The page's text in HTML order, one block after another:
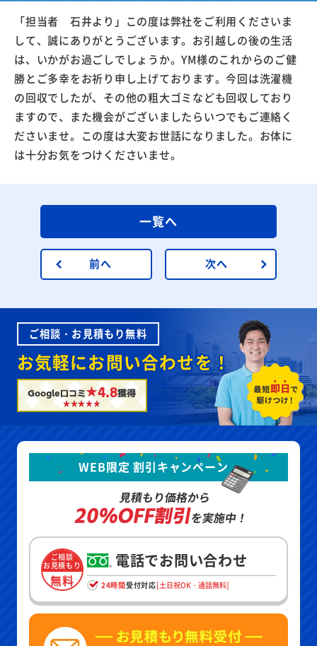
「担当者 石井より」この度は弊社をご利用くださいま
して、誠にありがとうございます。お引越しの後の生活
は、いかがお過ごしでしょうか。YM様のこれからのご健
勝とご多幸をお祈り申し上げております。今回は洗濯機
の回収でしたが、その他の粗大ゴミなども回収しており
ますので、また機会がございましたらいつでもご連絡く
ださいませ。この度は大変お世話になりました。お体に
は十分お気をつけくださいませ。
前へ
一覧へ
次へ
ご相談・お見積もり無料
お気軽にお問い合わせを！
Google口コミ★4.8獲得
WEB限定 割引キャンペーン
見積もり価格から
20%OFF割引を実施中！
ご相談
お見積もり
無料
電話でお問い合わせ
24時間受付対応[土日祝OK・通話無料]